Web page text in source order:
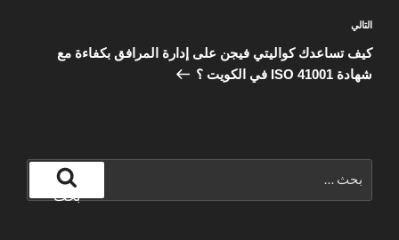
المقالة
التالية
التالي
كيف تساعدك كواليتي فيجن على إدارة المرافق بكفاءة مع
شهادة ISO 41001 في الكويت ؟
عن:
بحث